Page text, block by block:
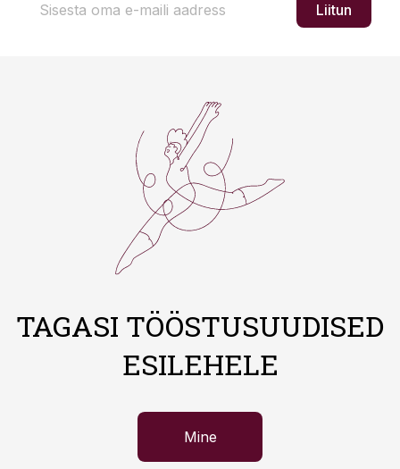
Liitun
TAGASI TÖÖSTUSUUDISED
ESILEHELE
Mine